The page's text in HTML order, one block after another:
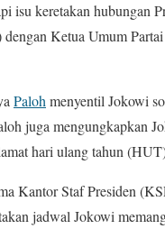
isu keretakan hubungan
Ketua Umum
Paloh menyentil Jokowi
juga mengungkapkan
hari ulang tahun
Kantor Staf Presiden
jadwal Jokowi